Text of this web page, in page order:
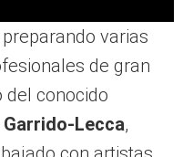
de gran
conocido
Garrido-Lecca
con artistas
e internacional